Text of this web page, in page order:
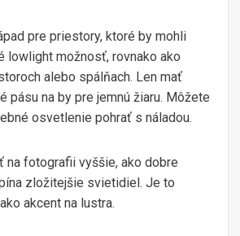
pre priestory, ktoré by mohli
lowlight možnosť, rovnako ako
alebo spálňach. Len mať
pásu na by pre jemnú žiaru. Môžete
osvetlenie pohrať s náladou.
fotografii vyššie, ako dobre
zložitejšie svietidiel. Je to
akcent na lustra.